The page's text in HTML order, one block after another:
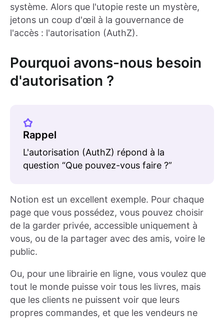
système. Alors que l'utopie reste un mystère,
jetons un coup d'œil à la gouvernance de
l'accès : l'autorisation (AuthZ).
Pourquoi avons-nous besoin
d'autorisation ?
Rappel
L'autorisation (AuthZ) répond à la
question “Que pouvez-vous faire ?”
Notion est un excellent exemple. Pour chaque
page que vous possédez, vous pouvez choisir
de la garder privée, accessible uniquement à
vous, ou de la partager avec des amis, voire le
public.
Ou, pour une librairie en ligne, vous voulez que
tout le monde puisse voir tous les livres, mais
que les clients ne puissent voir que leurs
propres commandes, et que les vendeurs ne